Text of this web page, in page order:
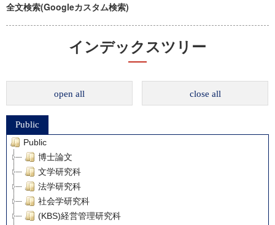
全文検索(Googleカスタム検索)
インデックスツリー
open all close all
Public
Public
博士論文
文学研究科
法学研究科
社会学研究科
(KBS)経営管理研究科